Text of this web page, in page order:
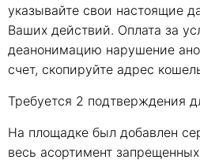
указывайте свои настоящие
Ваших действий. Оплата за
деанонимацию нарушение
счет, скопируйте адрес
Требуется 2 подтверждения
На площадке был добавлен
весь асортимент